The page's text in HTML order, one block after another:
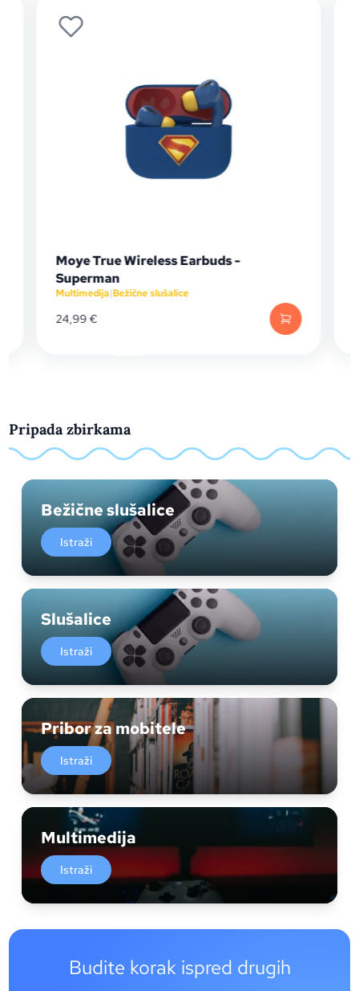
Moye True Wireless Earbuds -
Superman
Multimedija|Bežične slušalice
24,99€
Pripada zbirkama
Bežične slušalice
Istraži
Slušalice
Istraži
Pribor za mobitele
Istraži
Multimedija
Istraži
Budite korak ispred drugih